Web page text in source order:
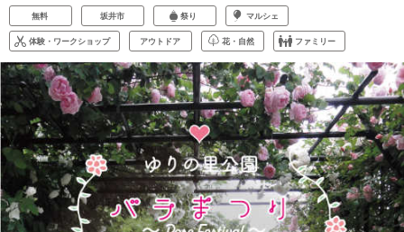
無料 坂井市 祭り マルシェ
体験・ワークショップ アウトドア 花・自然 ファミリー